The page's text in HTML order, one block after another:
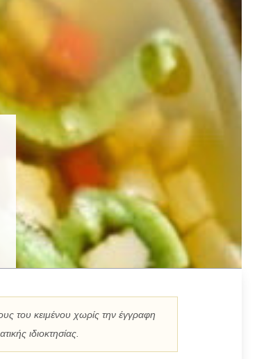
του κειμένου χωρίς την έγγραφη
ιδιοκτησίας.